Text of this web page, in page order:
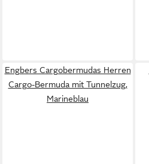
Engbers Cargobermudas Herren
Cargo-Bermuda mit Tunnelzug,
Marineblau